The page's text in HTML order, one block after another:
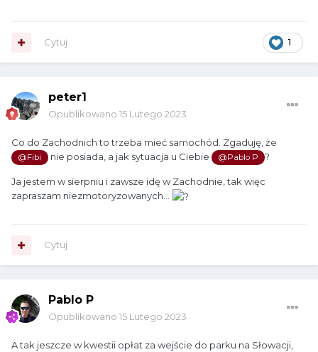
1
Cytuj
peter1
Opublikowano 15 Lutego 2023
Co do Zachodnich to trzeba mieć samochód. Zgaduję, że
@Fibi nie posiada, a jak sytuacja u Ciebie @Pablo P ?
Ja jestem w sierpniu i zawsze idę w Zachodnie, tak więc
zapraszam niezmotoryzowanych...
Cytuj
Pablo P
Opublikowano 15 Lutego 2023
A tak jeszcze w kwestii opłat za wejście do parku na Słowacji,